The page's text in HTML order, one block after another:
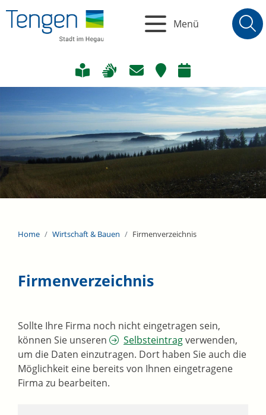
Menü
Home Wirtschaft & Bauen Firmenverzeichnis
Firmenverzeichnis
Sollte Ihre Firma noch nicht eingetragen sein,
können Sie unseren
Selbsteintragverwenden,
um die Daten einzutragen. Dort haben Sie auch die
Möglichkeit eine bereits von Ihnen eingetragene
Firma zu bearbeiten.